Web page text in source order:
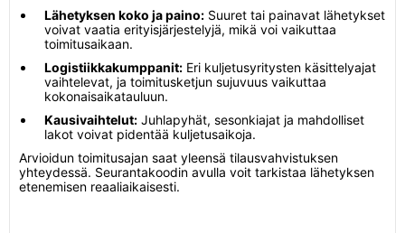
Lähetyksen koko ja paino: Suuret tai painavat lähetykset
voivat vaatia erityisjärjestelyjä, mikä voi vaikuttaa
toimitusaikaan.
Logistiikkakumppanit: Eri kuljetusyritysten käsittelyajat
vaihtelevat, ja toimitusketjun sujuvuus vaikuttaa
kokonaisaikatauluun.
Kausivaihtelut: Juhlapyhät, sesonkiajat ja mahdolliset
lakot voivat pidentää kuljetusaikoja.
Arvioidun toimitusajan saat yleensä tilausvahvistuksen
yhteydessä. Seurantakoodin avulla voit tarkistaa lähetyksen
etenemisen reaaliaikaisesti.